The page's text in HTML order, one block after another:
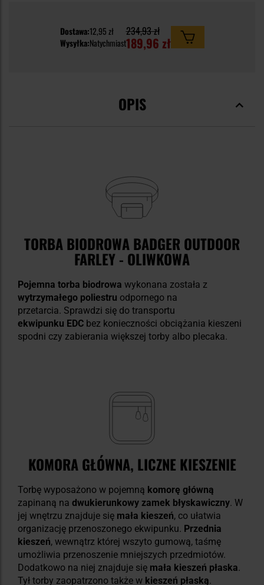
Dostawa:12,95 zł
Wysyłka:Natychmiast
234,93 zł
189,96 zł
OPIS
TORBA BIODROWA BADGER OUTDOOR
FARLEY - OLIWKOWA
Pojemna torba biodrowa wykonana została z
wytrzymałego poliestru odpornego na
przetarcia. Sprawdzi się do transportu
ekwipunku EDC bez konieczności obciążania kieszeni
spodni czy zabierania większej torby albo plecaka.
KOMORA GŁÓWNA, LICZNE KIESZENIE
Torbę wyposażono w pojemną komorę główną
zapinaną na dwukierunkowy zamek błyskawiczny. W
jej wnętrzu znajduje się mała kieszeń, co ułatwia
organizację przenoszonego ekwipunku. Przednia
kieszeń, wewnątrz której wszyto gumową, taśmę
umożliwia przenoszenie mniejszych przedmiotów.
Dodatkowo na niej znajduje się mała kieszeń płaska.
Tył torby zaopatrzono także w kieszeń płaską.